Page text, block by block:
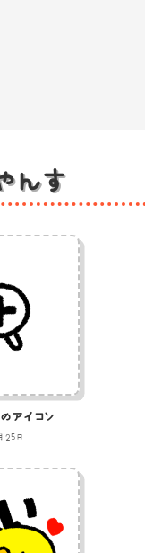
んす
アイコン
25日